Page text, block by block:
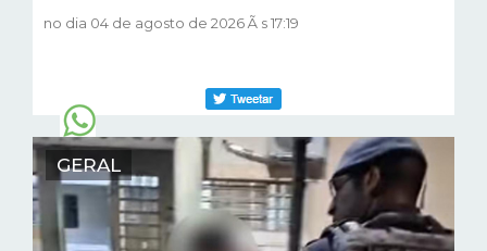
no dia 04 de agosto de 2026 Ã s 17:19
GERAL